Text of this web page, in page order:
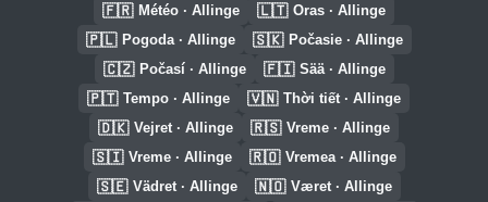
🇫🇷 Météo · Allinge 🇱🇹 Oras · Allinge
🇵🇱 Pogoda · Allinge 🇸🇰 Počasie · Allinge
🇨🇿 Počasí · Allinge 🇫🇮 Sää · Allinge
🇵🇹 Tempo · Allinge 🇻🇳 Thời tiết · Allinge
🇩🇰 Vejret · Allinge 🇷🇸 Vreme · Allinge
🇸🇮 Vreme · Allinge 🇷🇴 Vremea · Allinge
🇸🇪 Vädret · Allinge 🇳🇴 Været · Allinge